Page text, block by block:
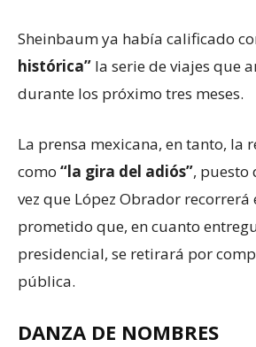
Sheinbaum ya había calificado
histórica” la serie de viajes que
durante los próximo tres meses.
La prensa mexicana, en tanto, la
como “la gira del adiós”, puesto
vez que López Obrador
prometido que, en cuanto
presidencial, se retirará por
pública.
DANZA DE NOMBRES